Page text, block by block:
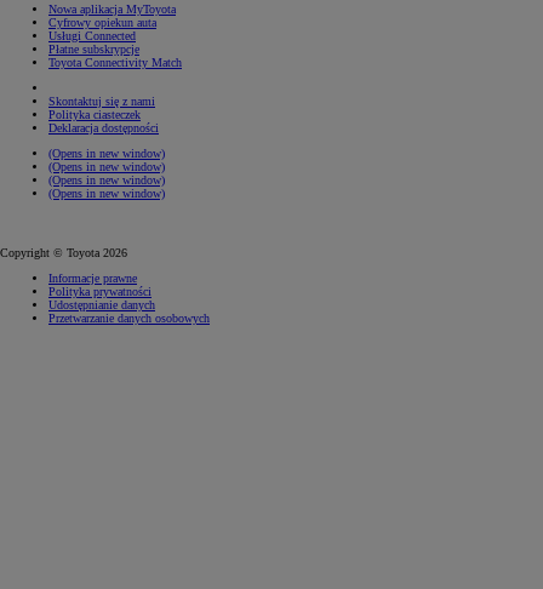
Nowa aplikacja MyToyota
Cyfrowy opiekun auta
Usługi Connected
Płatne subskrypcje
Toyota Connectivity Match
Skontaktuj się z nami
Polityka ciasteczek
Deklaracja dostępności
(Opens in new window)
(Opens in new window)
(Opens in new window)
(Opens in new window)
Copyright © Toyota 2026
Informacje prawne
Polityka prywatności
Udostępnianie danych
Przetwarzanie danych osobowych